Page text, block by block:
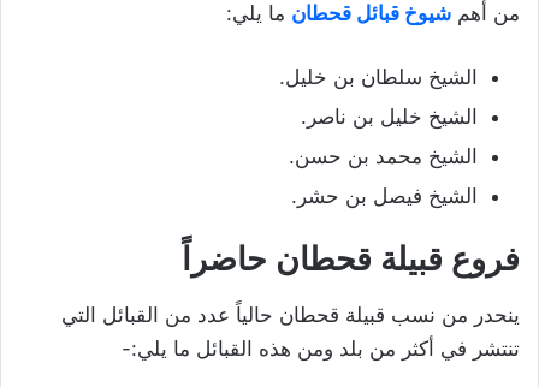
من أهم شيوخ قبائل قحطان ما يلي:
الشيخ سلطان بن خليل.
الشيخ خليل بن ناصر.
الشيخ محمد بن حسن.
الشيخ فيصل بن حشر.
فروع قبيلة قحطان حاضراً
ينحدر من نسب قبيلة قحطان حالياً عدد من القبائل التي
تنتشر في أكثر من بلد ومن هذه القبائل ما يلي:-